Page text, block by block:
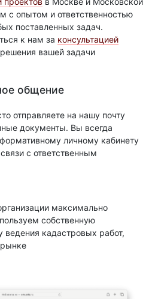
с опытом и ответственностью
поставленных задач.
к нам за консультацией
вашей задачи
общение
отправляете на нашу почту
документы. Вы всегда
личному кабинету
с ответственным
максимально
собственную
кадастровых работ,